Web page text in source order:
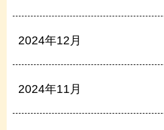
2024年12月
2024年11月